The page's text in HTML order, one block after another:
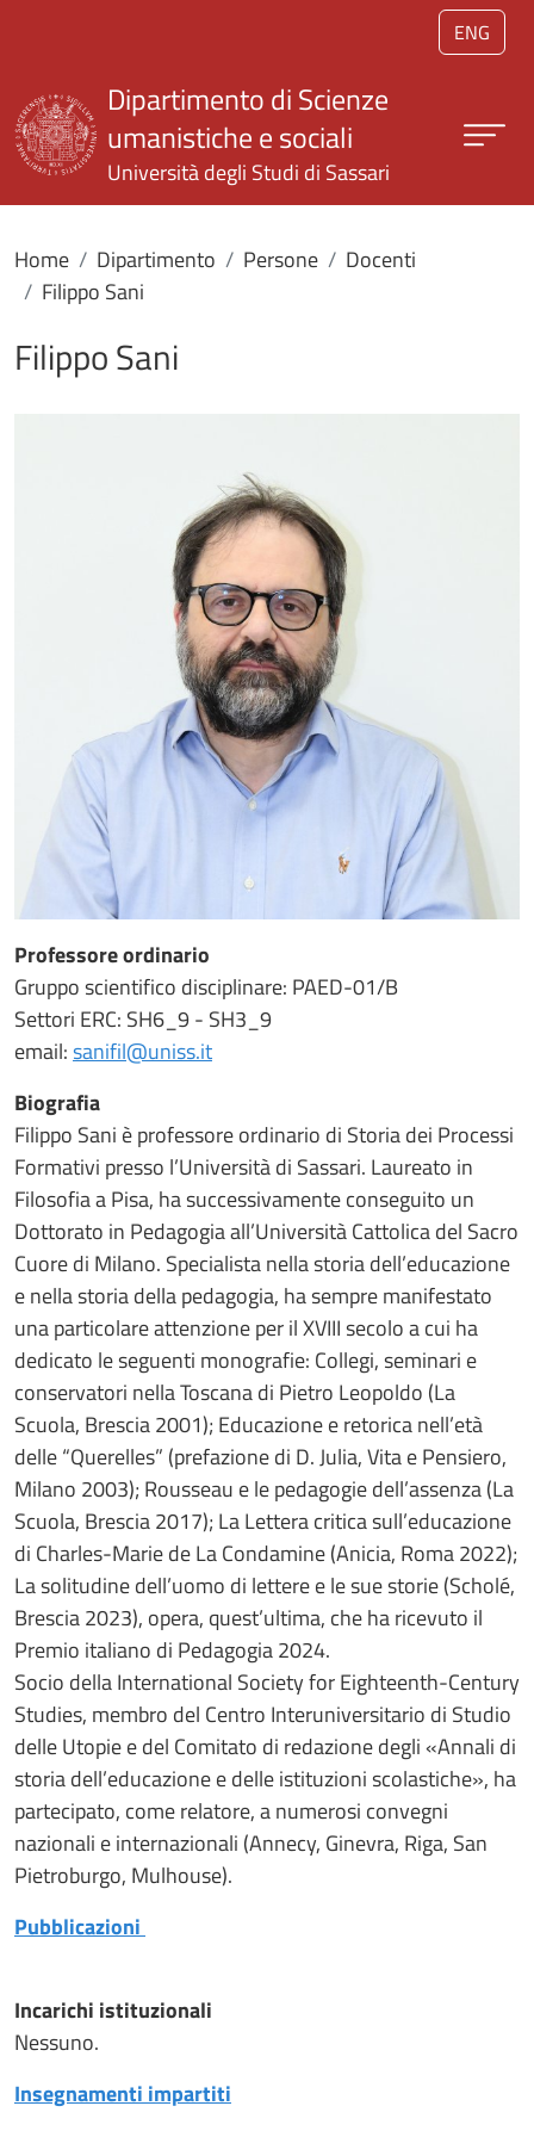
Salta al contenuto principale
ENG
Dipartimento di Scienze
umanistiche e sociali
Università degli Studi di Sassari
Home Dipartimento Persone
Docenti
Filippo Sani
Filippo Sani
Professore ordinario
Gruppo scientifico disciplinare: PAED-01/B
Settori ERC: SH6_9 - SH3_9
email:sanifil@uniss.it
Biografia
Filippo Sani è professore ordinario di Storia dei Processi
Formativi presso l’Università di Sassari. Laureato in
Filosofia a Pisa, ha successivamente conseguito un
Dottorato in Pedagogia all’Università Cattolica del Sacro
Cuore di Milano. Specialista nella storia dell’educazione
e nella storia della pedagogia, ha sempre manifestato
una particolare attenzione per il XVIII secolo a cui ha
dedicato le seguenti monografie: Collegi, seminari e
conservatori nella Toscana di Pietro Leopoldo (La
Scuola, Brescia 2001); Educazione e retorica nell’età
delle “Querelles” (prefazione di D. Julia, Vita e Pensiero,
Milano 2003); Rousseau e le pedagogie dell’assenza (La
Scuola, Brescia 2017); La Lettera critica sull’educazione
di Charles-Marie de La Condamine (Anicia, Roma 2022);
La solitudine dell’uomo di lettere e le sue storie (Scholé,
Brescia 2023), opera, quest’ultima, che ha ricevuto il
Premio italiano di Pedagogia 2024.
Socio della International Society for Eighteenth-Century
Studies, membro del Centro Interuniversitario di Studio
delle Utopie e del Comitato di redazione degli «Annali di
storia dell’educazione e delle istituzioni scolastiche», ha
partecipato, come relatore, a numerosi convegni
nazionali e internazionali (Annecy, Ginevra, Riga, San
Pietroburgo, Mulhouse).
Pubblicazioni
Incarichi istituzionali
Nessuno.
Insegnamenti impartiti